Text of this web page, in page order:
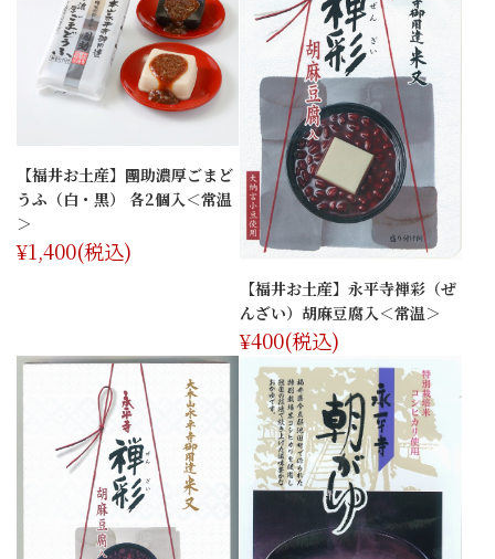
【福井お土産】團助濃厚ごまど
うふ（白・黒） 各2個入＜常温
＞
¥1,400(税込)
【福井お土産】永平寺禅彩（ぜ
んざい）胡麻豆腐入＜常温＞
¥400(税込)